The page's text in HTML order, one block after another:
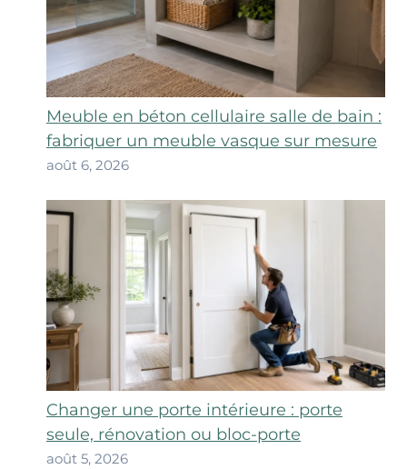
Meuble en béton cellulaire salle de bain :
fabriquer un meuble vasque sur mesure
août 6, 2026
Changer une porte intérieure : porte
seule, rénovation ou bloc-porte
août 5, 2026